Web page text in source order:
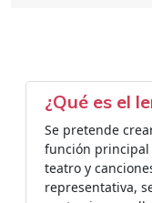
¿Qué es el
Se pretende
función principal
teatro y
representativa,